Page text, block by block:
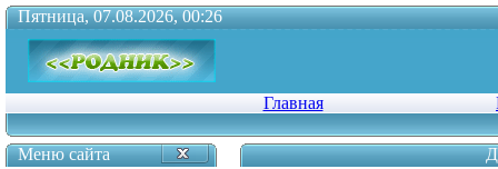
Пятница, 07.08.2026, 00:26
Главная
Меню сайта